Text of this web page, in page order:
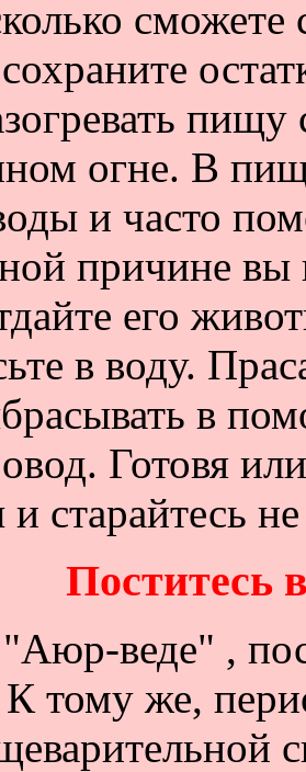
пищу
огне. В
и часто
причине
его
в воду.
в
Готовя
старайтесь
Поститесь
веде" ,
К тому же,